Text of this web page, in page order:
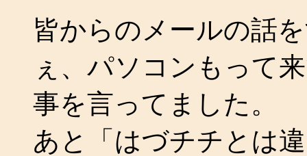
皆からのメールの話
ぇ、パソコンもって
事を言ってました。
あと「はづチチとは